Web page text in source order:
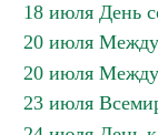
18 июля День
20 июля
20 июля
23 июля